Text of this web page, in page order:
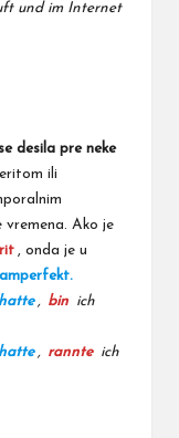
und im Internet
desila pre neke
ili
vremena. Ako je
, onda je u
, bin
ich
, rannte
ich